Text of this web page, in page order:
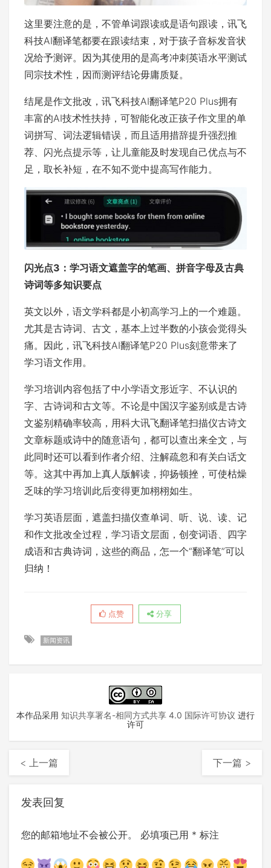
这里要注意的是，不管单词跟读或是语句跟读，讯飞
科技AI翻译笔都要在跟读结束，对于孩子音标发音状
况给予测评。因为其使用的是高考冲刺英语水平测试
同宗技术性，因而测评结论毋庸质疑。
结尾是作文批改，讯飞科技AI翻译笔P20 Plus拥有
丰富的AI技术性扶持，可智能化改正孩子作文里的单
词拼写、词法逻辑错误，而且适用措辞提升强烈推
荐、闪光点提示等，让儿童能及时发现自己优点与不
足，取长补短，在不知不觉中提高写作能力。
闪光点3：学习语文遮盖字的笔画、拼音字母及古典
诗词等多知识要点
英文以外，语文学科都是小初高学习上的一个难题。
尤其是古诗词、古文，基本上过半数的小孩会觉得头
痛。因此，讯飞科技AI翻译笔P20 Plus刻意带来了
学习语文作用。
学习培训内容包括了中小学语文形近字、不认识的
字、古诗词和古文等。不论是中国汉字鉴别或是古诗
文鉴别精确率较高，用科大讯飞翻译笔扫描仪古诗文
文章标题或诗中的随意语句，都可以查出来全文，与
此同时还可以看到作者介绍、注解疏忽和有关白话文
等。这其中再加上真人版解读，抑扬顿挫，可使枯燥
乏味的学习培训此后变得更加栩栩如生。
学习英语层面，遮盖扫描仪查单词、听、说、读、记
和作文批改全过程，学习语文层面，创变词语、四字
成语和古典诗词，这些的商品，怎一个“翻译笔”可以
归纳！
点赞 分享
新闻资讯
本作品采用 知识共享署名-相同方式共享 4.0 国际许可协议 进行
许可
< 上一篇 下一篇 >
发表回复
您的邮箱地址不会被公开。 必填项已用 * 标注